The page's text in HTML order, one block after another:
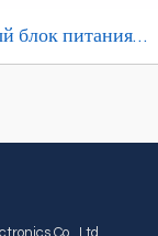
блок питания
и защитной